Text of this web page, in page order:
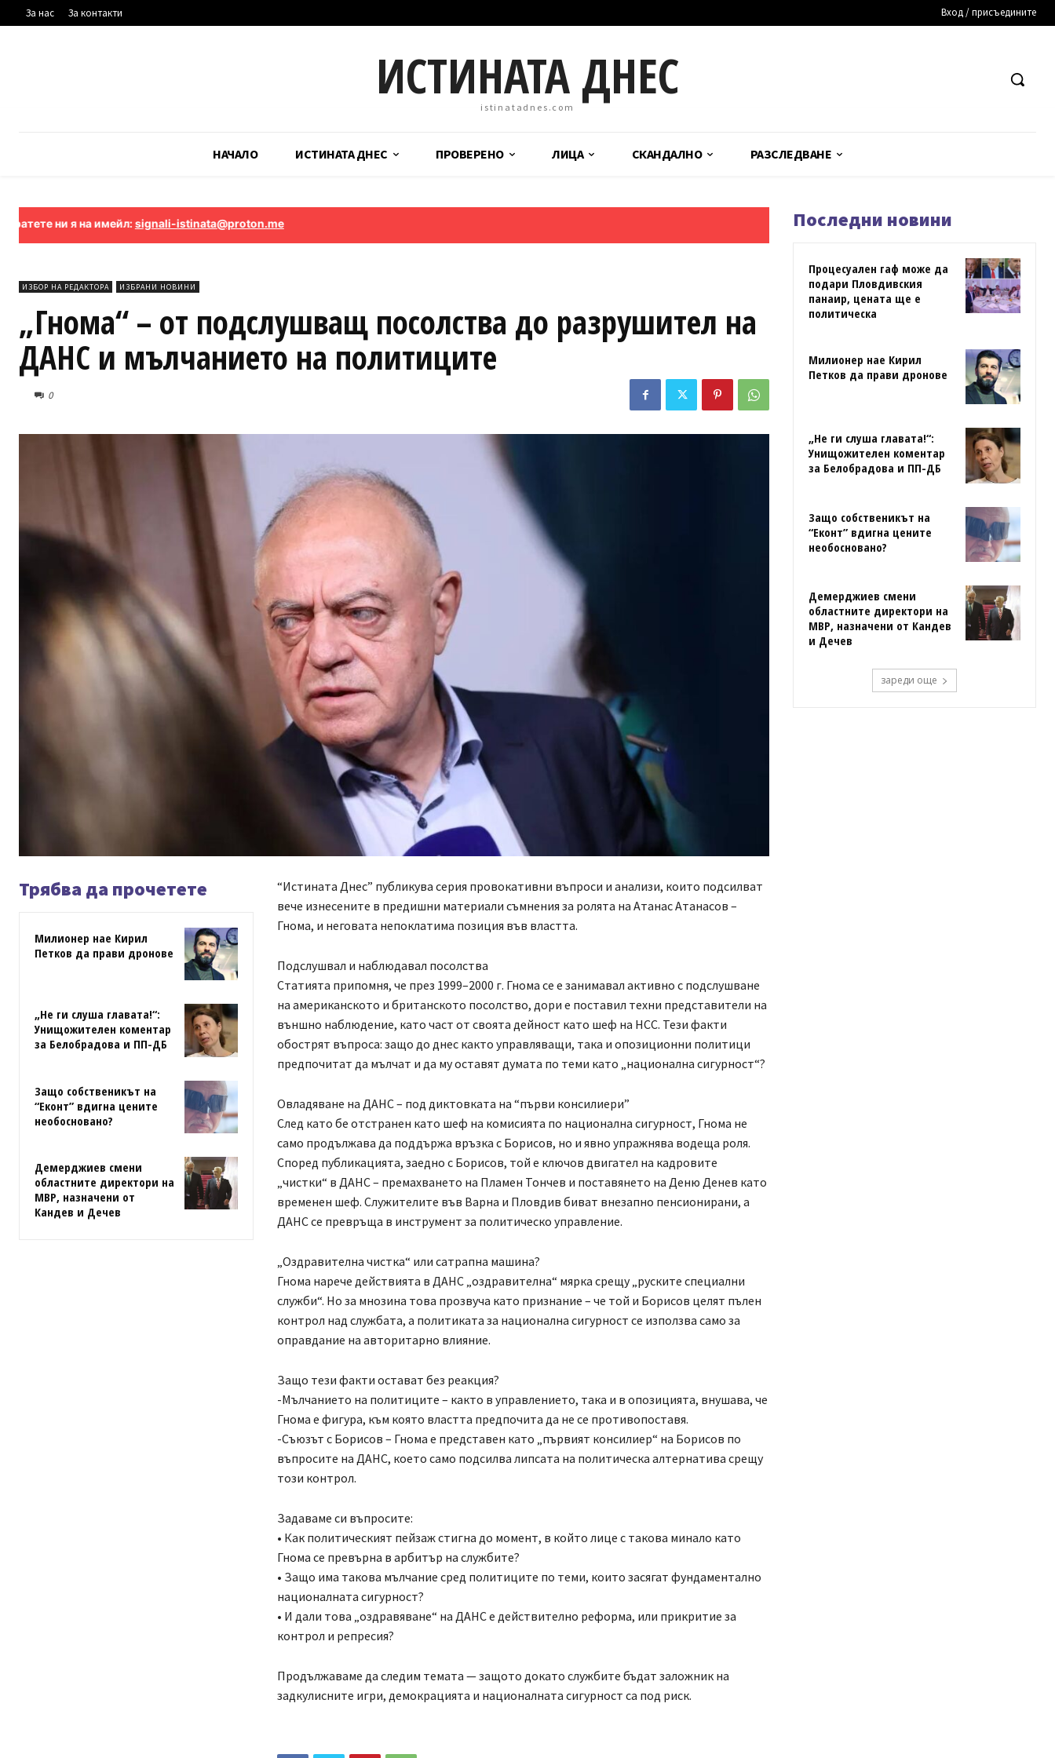
За нас За контакти Вход / присъедините
ИСТИНАТА ДНЕС
istinatadnes.com
НАЧАЛО ИСТИНАТА ДНЕС ПРОВЕРЕНО ЛИЦА СКАНДАЛНО РАЗСЛЕДВАНЕ
ни я на имейл:signali-istinata@proton.me
ИЗБОР НА РЕДАКТОРА ИЗБРАНИ НОВИНИ
„Гнома“ – от подслушващ посолства до разрушител на
ДАНС и мълчанието на политиците
0
Трябва да прочетете
Милионер нае Кирил
Петков да прави дронове
„Не ги слуша главата!“:
Унищожителен коментар
за Белобрадова и ПП-ДБ
Защо собственикът на
“Еконт” вдигна цените
необосновано?
Демерджиев смени
областните директори на
МВР, назначени от
Кандев и Дечев
“Истината Днес” публикува серия провокативни въпроси и анализи, които подсилват
вече изнесените в предишни материали съмнения за ролята на Атанас Атанасов –
Гнома, и неговата непоклатима позиция във властта.
Подслушвал и наблюдавал посолства
Статията припомня, че през 1999–2000 г. Гнома се е занимавал активно с подслушване
на американското и британското посолство, дори е поставил техни представители на
външно наблюдение, като част от своята дейност като шеф на НСС. Тези факти
обострят въпроса: защо до днес както управляващи, така и опозиционни политици
предпочитат да мълчат и да му оставят думата по теми като „национална сигурност“?
Овладяване на ДАНС – под диктовката на “първи консилиери”
След като бе отстранен като шеф на комисията по национална сигурност, Гнома не
само продължава да поддържа връзка с Борисов, но и явно упражнява водеща роля.
Според публикацията, заедно с Борисов, той е ключов двигател на кадровите
„чистки“ в ДАНС – премахването на Пламен Тончев и поставянето на Деню Денев като
временен шеф. Служителите във Варна и Пловдив биват внезапно пенсионирани, а
ДАНС се превръща в инструмент за политическо управление.
„Оздравителна чистка“ или сатрапна машина?
Гнома нарече действията в ДАНС „оздравителна“ мярка срещу „руските специални
служби“. Но за мнозина това прозвуча като признание – че той и Борисов целят пълен
контрол над службата, а политиката за национална сигурност се използва само за
оправдание на авторитарно влияние.
Защо тези факти остават без реакция?
-Мълчанието на политиците – както в управлението, така и в опозицията, внушава, че
Гнома е фигура, към която властта предпочита да не се противопоставя.
-Съюзът с Борисов – Гнома е представен като „първият консилиер“ на Борисов по
въпросите на ДАНС, което само подсилва липсата на политическа алтернатива срещу
този контрол.
Задаваме си въпросите:
• Как политическият пейзаж стигна до момент, в който лице с такова минало като
Гнома се превърна в арбитър на службите?
• Защо има такова мълчание сред политиците по теми, които засягат фундаментално
националната сигурност?
• И дали това „оздравяване“ на ДАНС е действително реформа, или прикритие за
контрол и репресия?
Продължаваме да следим темата — защото докато службите бъдат заложник на
задкулисните игри, демокрацията и националната сигурност са под риск.
Последни новини
Процесуален гаф може да
подари Пловдивския
панаир, цената ще е
политическа
Милионер нае Кирил
Петков да прави дронове
„Не ги слуша главата!“:
Унищожителен коментар
за Белобрадова и ПП-ДБ
Защо собственикът на
“Еконт” вдигна цените
необосновано?
Демерджиев смени
областните директори на
МВР, назначени от Кандев
и Дечев
зареди още